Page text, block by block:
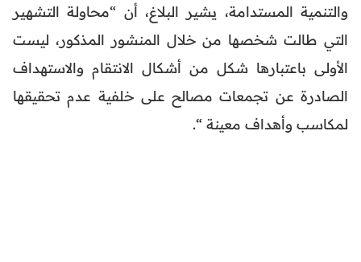
والتنمية المستدامة، يشير البلاغ، أن “محاولة التشهير
التي طالت شخصها من خلال المنشور المذكور، ليست
الأولى باعتبارها شكل من أشكال الانتقام والاستهداف
الصادرة عن تجمعات مصالح على خلفية عدم تحقيقها
لمكاسب وأهداف معينة “.